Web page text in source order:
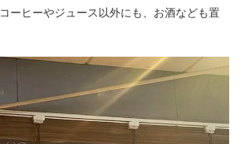
ーヒーやジュース以外にも、お酒なども置